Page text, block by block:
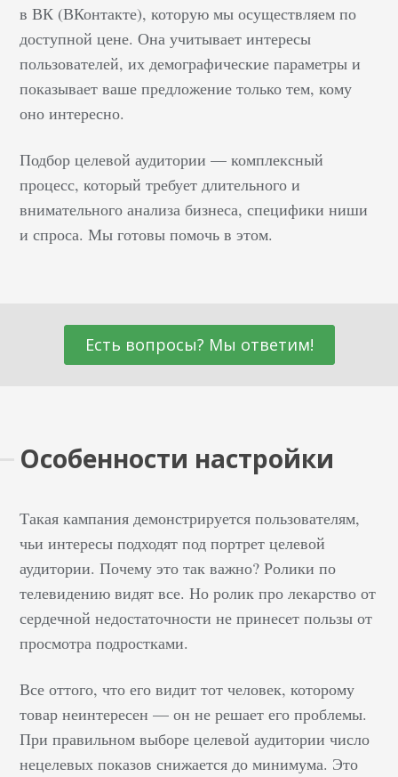
в ВК (ВКонтакте), которую мы осуществляем по
доступной цене. Она учитывает интересы
пользователей, их демографические параметры и
показывает ваше предложение только тем, кому
оно интересно.
Подбор целевой аудитории — комплексный
процесс, который требует длительного и
внимательного анализа бизнеса, специфики ниши
и спроса. Мы готовы помочь в этом.
Есть вопросы? Мы ответим!
Особенности настройки
Такая кампания демонстрируется пользователям,
чьи интересы подходят под портрет целевой
аудитории. Почему это так важно? Ролики по
телевидению видят все. Но ролик про лекарство от
сердечной недостаточности не принесет пользы от
просмотра подростками.
Все оттого, что его видит тот человек, которому
товар неинтересен — он не решает его проблемы.
При правильном выборе целевой аудитории число
нецелевых показов снижается до минимума. Это